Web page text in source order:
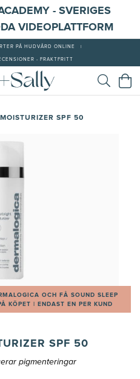
- SVERIGES
VIDEOPLATTFORM
PÅ HUDVÅRD ONLINE
- FRAKTFRITT
SPF 50
OCH FÅ SOUND SLEEP
KÖPET | ENDAST EN PER KUND
SPF 50
pigmenteringar